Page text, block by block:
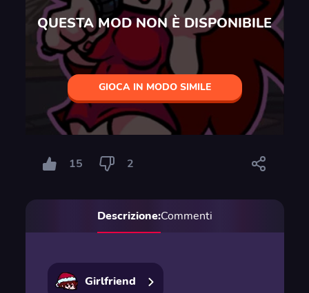
QUESTA MOD NON È DISPONIBILE
GIOCA IN MODO SIMILE
15 2
Descrizione:Commenti
Girlfriend